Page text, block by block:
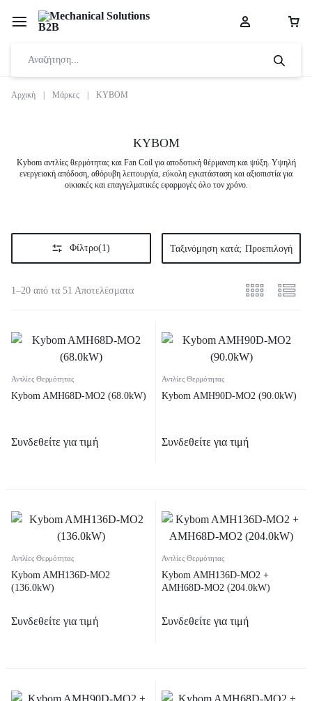
Αρχική Μάρκες KYBOM
KYBOM
Kybom αντλίες θερμότητας και Fan Coil για αποδοτική θέρμανση και ψύξη. Υψηλή
ενεργειακή απόδοση, αθόρυβη λειτουργία, εύκολη εγκατάσταση και αξιοπιστία για
οικιακές και επαγγελματικές εφαρμογές όλο τον χρόνο.
Φίλτρο(1) Ταξινόμηση κατά; Προεπιλογή
1–20 από τα 51 Αποτελέσματα
Αντλίες Θερμότητας
Kybom AMH68D-MO2 (68.0kW)
Συνδεθείτε για τιμή
Αντλίες Θερμότητας
Kybom AMH90D-MO2 (90.0kW)
Συνδεθείτε για τιμή
Αντλίες Θερμότητας
Kybom AMH136D-MO2
(136.0kW)
Συνδεθείτε για τιμή
Αντλίες Θερμότητας
Kybom AMH136D-MO2 +
AMH68D-MO2 (204.0kW)
Συνδεθείτε για τιμή